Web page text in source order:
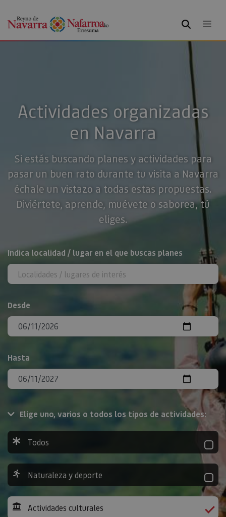
BUSCAR
Actividades organizadas
en Navarra
Si estás buscando planes y actividades para
pasar un buen rato durante tu visita a Navarra
échale un vistazo a todas estas propuestas.
Diviértete, aprende, muévete o saborea, tú
eliges.
BUSCAR
Indica localidad / lugar en el que buscas planes
Desde
Hasta
Elige uno, varios o todos los tipos de actividades:
Todos
Naturaleza y deporte
Actividades culturales